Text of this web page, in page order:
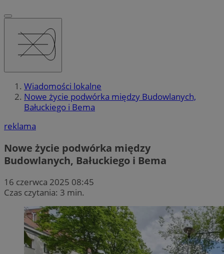
Wiadomości lokalne
Nowe życie podwórka między Budowlanych,
Bałuckiego i Bema
reklama
Nowe życie podwórka między
Budowlanych, Bałuckiego i Bema
16 czerwca 2025 08:45
Czas czytania: 3 min.